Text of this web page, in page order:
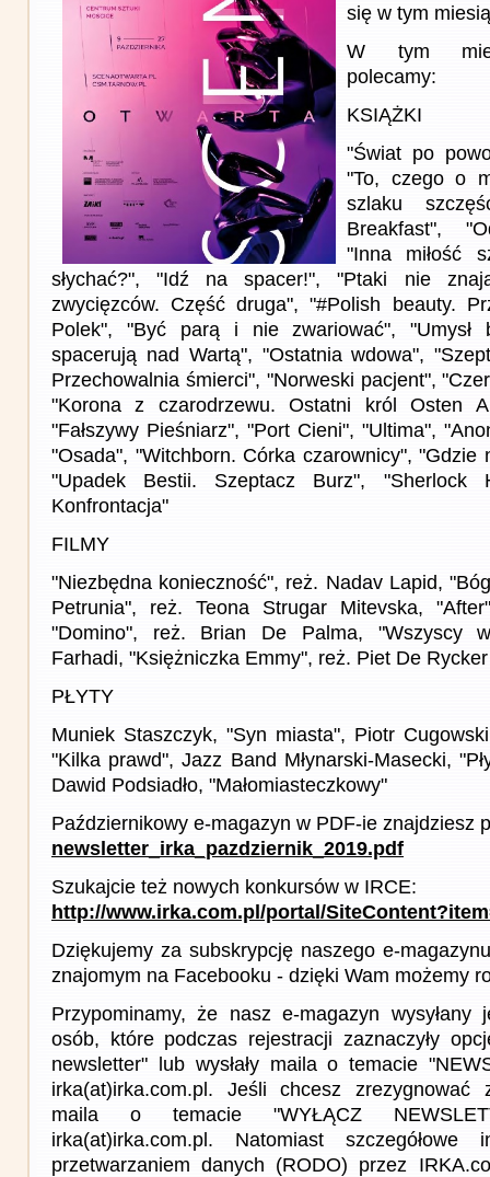
się w tym
W tym
polecamy:
KSIĄŻKI
"Świat po
"To, czego o
szlaku
Breakfast",
"Inna miłość
słychać?", "Idź na spacer!", "Ptaki nie
zwycięzców. Część druga", "#Polish beauty.
Polek", "Być parą i nie zwariować", "Umysł
spacerują nad Wartą", "Ostatnia wdowa",
Przechowalnia śmierci", "Norweski pacjent",
"Korona z czarodrzewu. Ostatni król Osten
"Fałszywy Pieśniarz", "Port Cieni", "Ultima",
"Osada", "Witchborn. Córka czarownicy", "Gdzie
"Upadek Bestii. Szeptacz Burz", "Sherlock
Konfrontacja"
FILMY
"Niezbędna konieczność", reż. Nadav Lapid,
Petrunia", reż. Teona Strugar Mitevska,
"Domino", reż. Brian De Palma, "Wszyscy
Farhadi, "Księżniczka Emmy", reż. Piet De Rycker
PŁYTY
Muniek Staszczyk, "Syn miasta", Piotr
"Kilka prawd", Jazz Band Młynarski-Masecki,
Dawid Podsiadło, "Małomiasteczkowy"
Październikowy e-magazyn w PDF-ie znajdziesz
newsletter_irka_pazdziernik_2019.pdf
Szukajcie też nowych konkursów w IRCE:
http://www.irka.com.pl/portal/
Dziękujemy za subskrypcję naszego e-
znajomym na Facebooku - dzięki Wam możemy
Przypominamy, że nasz e-magazyn
osób, które podczas rejestracji zaznaczyły
newsletter" lub wysłały maila o temacie
irka(at)irka.com.pl. Jeśli chcesz zrezygnować
maila o temacie "WYŁĄCZ
irka(at)irka.com.pl. Natomiast szczegółowe
przetwarzaniem danych (RODO) przez